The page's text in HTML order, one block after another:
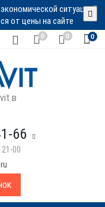
ситуацией
от цены на сайте
0 0 0
в
66
00